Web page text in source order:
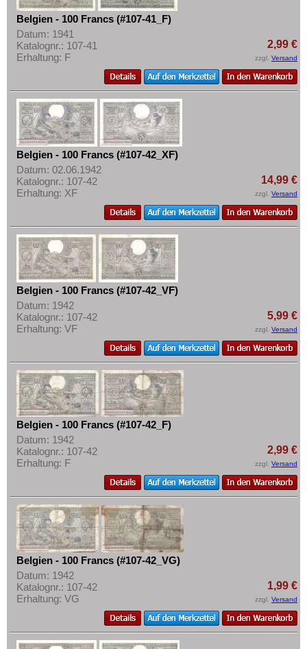
Transnistrien
Tschechische Republik
Tschechoslowakei
Ukraine
Ungarn
Vatikan
Weissrussland
Zypern
Belgien - 100 Francs (#107-41_F)
Datum: 1941
Katalognr.: 107-41
Erhaltung: F
2,99 €
zzgl. Versand
Belgien - 100 Francs (#107-42_XF)
Datum: 02.06.1942
Katalognr.: 107-42
Erhaltung: XF
14,99 €
zzgl. Versand
Belgien - 100 Francs (#107-42_VF)
Datum: 1942
Katalognr.: 107-42
Erhaltung: VF
5,99 €
zzgl. Versand
Belgien - 100 Francs (#107-42_F)
Datum: 1942
Katalognr.: 107-42
Erhaltung: F
2,99 €
zzgl. Versand
Belgien - 100 Francs (#107-42_VG)
Datum: 1942
Katalognr.: 107-42
Erhaltung: VG
1,99 €
zzgl. Versand